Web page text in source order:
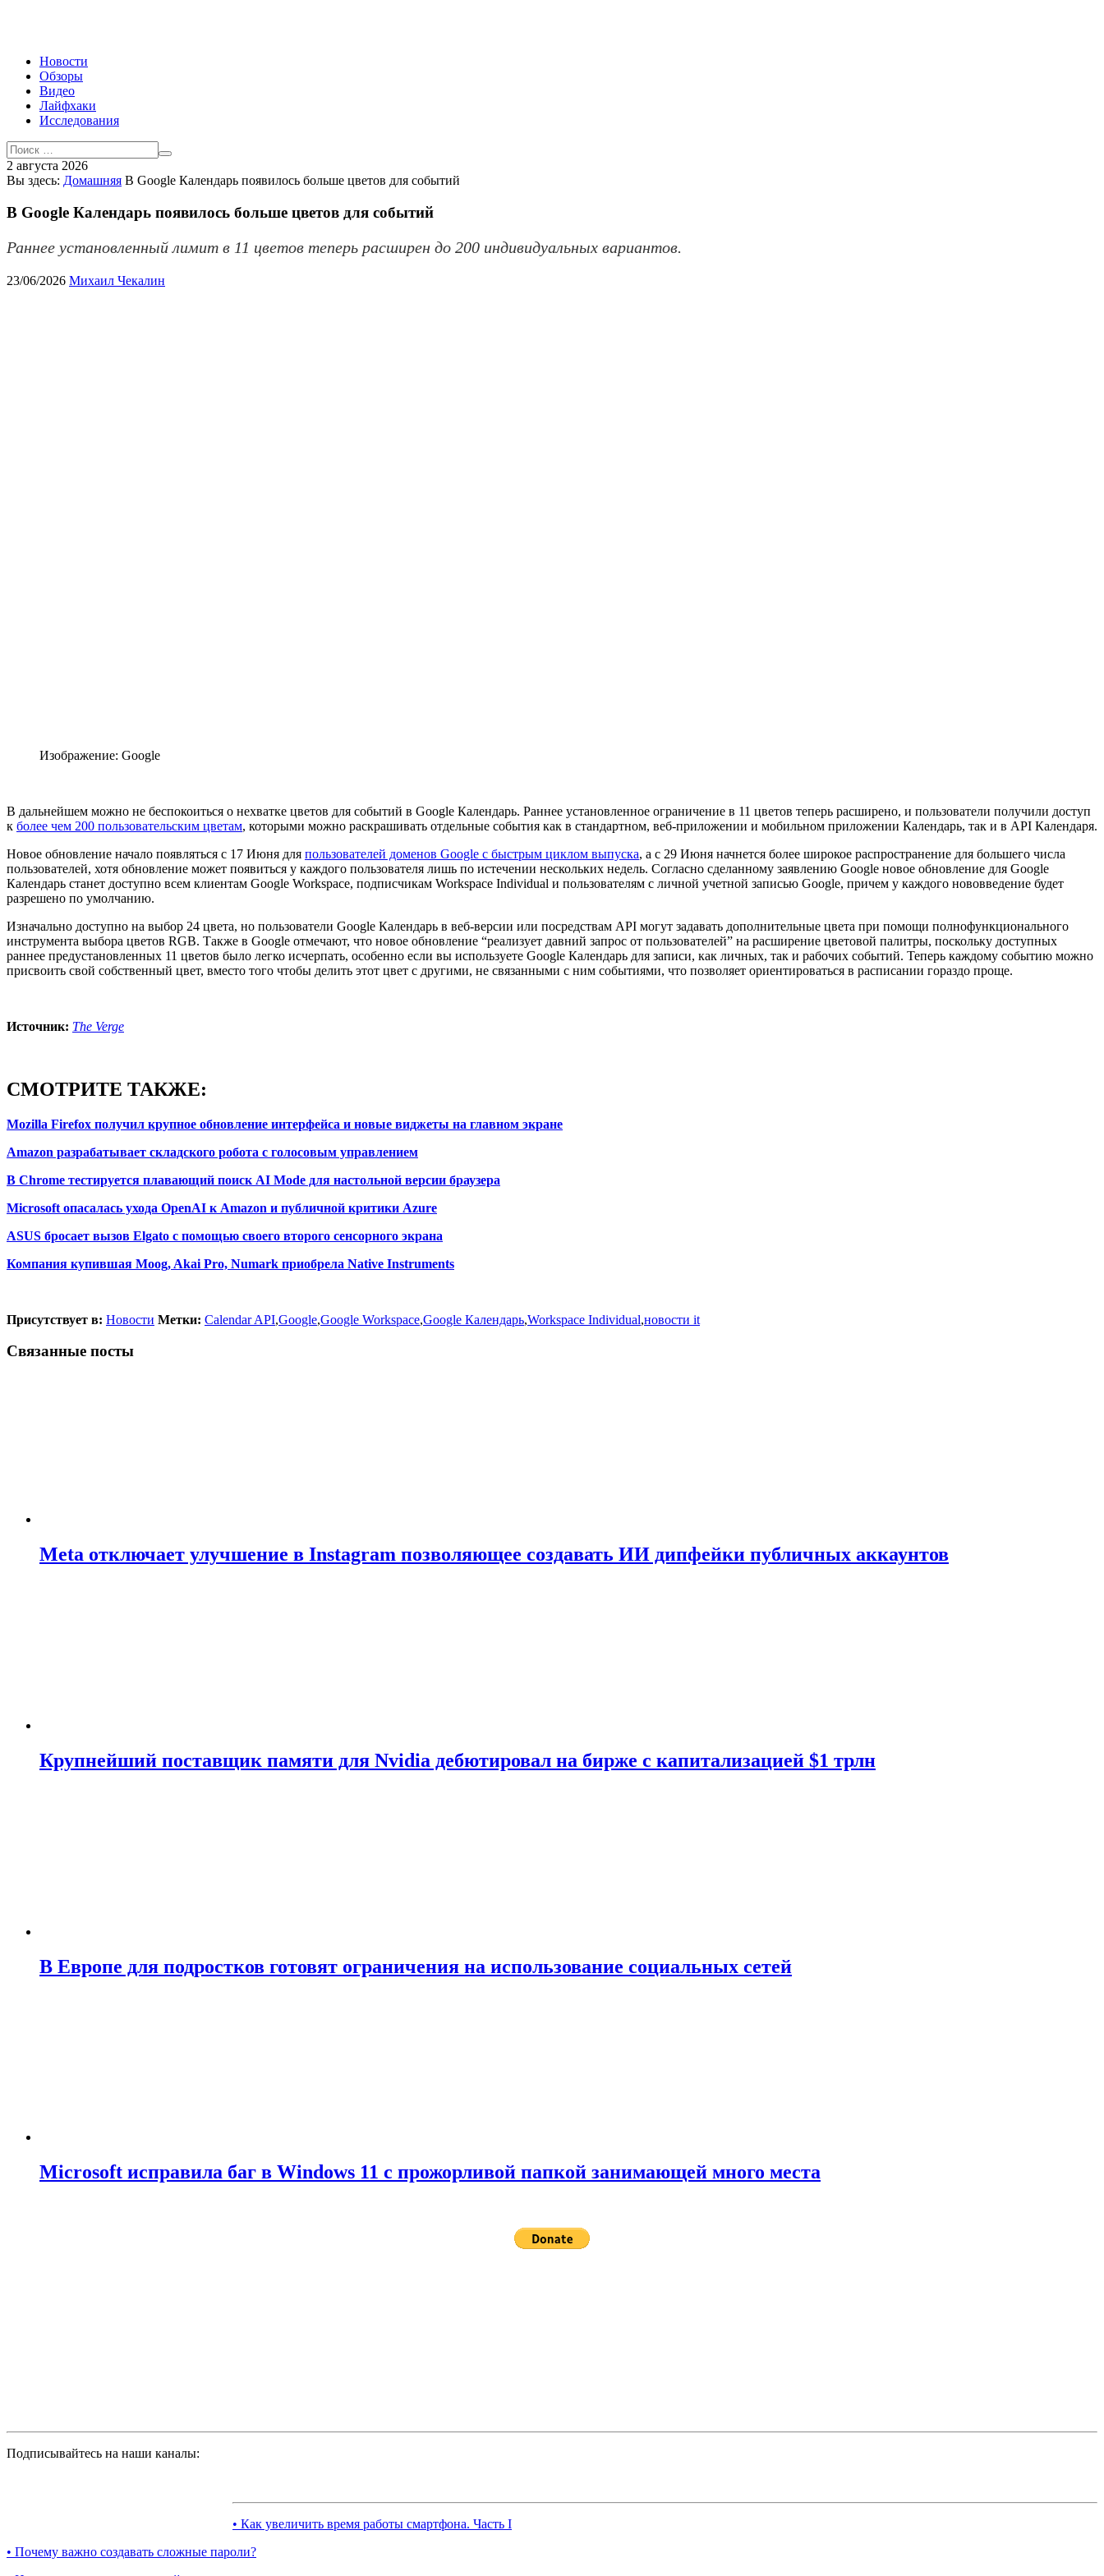
Новости
Обзоры
Видео
Лайфхаки
Исследования
2 августа 2026
Вы здесь: Домашняя В Google Календарь появилось больше цветов для событий
В Google Календарь появилось больше цветов для событий
Раннее установленный лимит в 11 цветов теперь расширен до 200 индивидуальных вариантов.
23/06/2026 Михаил Чекалин
Изображение: Google
В дальнейшем можно не беспокоиться о нехватке цветов для событий в Google Календарь. Раннее установленное ограничение в 11 цветов теперь расширено, и пользователи получили доступ
к более чем 200 пользовательским цветам, которыми можно раскрашивать отдельные события как в стандартном, веб-приложении и мобильном приложении Календарь, так и в API Календаря.
Новое обновление начало появляться с 17 Июня для пользователей доменов Google с быстрым циклом выпуска, а с 29 Июня начнется более широкое распространение для большего числа
пользователей, хотя обновление может появиться у каждого пользователя лишь по истечении нескольких недель. Согласно сделанному заявлению Google новое обновление для Google
Календарь станет доступно всем клиентам Google Workspace, подписчикам Workspace Individual и пользователям с личной учетной записью Google, причем у каждого нововведение будет
разрешено по умолчанию.
Изначально доступно на выбор 24 цвета, но пользователи Google Календарь в веб-версии или посредствам API могут задавать дополнительные цвета при помощи полнофункционального
инструмента выбора цветов RGB. Также в Google отмечают, что новое обновление “реализует давний запрос от пользователей” на расширение цветовой палитры, поскольку доступных
раннее предустановленных 11 цветов было легко исчерпать, особенно если вы используете Google Календарь для записи, как личных, так и рабочих событий. Теперь каждому событию можно
присвоить свой собственный цвет, вместо того чтобы делить этот цвет с другими, не связанными с ним событиями, что позволяет ориентироваться в расписании гораздо проще.
Источник: The Verge
СМОТРИТЕ ТАКЖЕ:
Mozilla Firefox получил крупное обновление интерфейса и новые виджеты на главном экране
Amazon разрабатывает складского робота с голосовым управлением
В Chrome тестируется плавающий поиск AI Mode для настольной версии браузера
Microsoft опасалась ухода OpenAI к Amazon и публичной критики Azure
ASUS бросает вызов Elgato с помощью своего второго сенсорного экрана
Компания купившая Moog, Akai Pro, Numark приобрела Native Instruments
Присутствует в: Новости Метки: Calendar API,Google,Google Workspace,Google Календарь,Workspace Individual,новости it
Связанные посты
Meta отключает улучшение в Instagram позволяющее создавать ИИ дипфейки публичных аккаунтов
Крупнейший поставщик памяти для Nvidia дебютировал на бирже с капитализацией $1 трлн
В Европе для подростков готовят ограничения на использование социальных сетей
Microsoft исправила баг в Windows 11 с прожорливой папкой занимающей много места
Подписывайтесь на наши каналы:
• Как увеличить время работы смартфона. Часть I
• Почему важно создавать сложные пароли?